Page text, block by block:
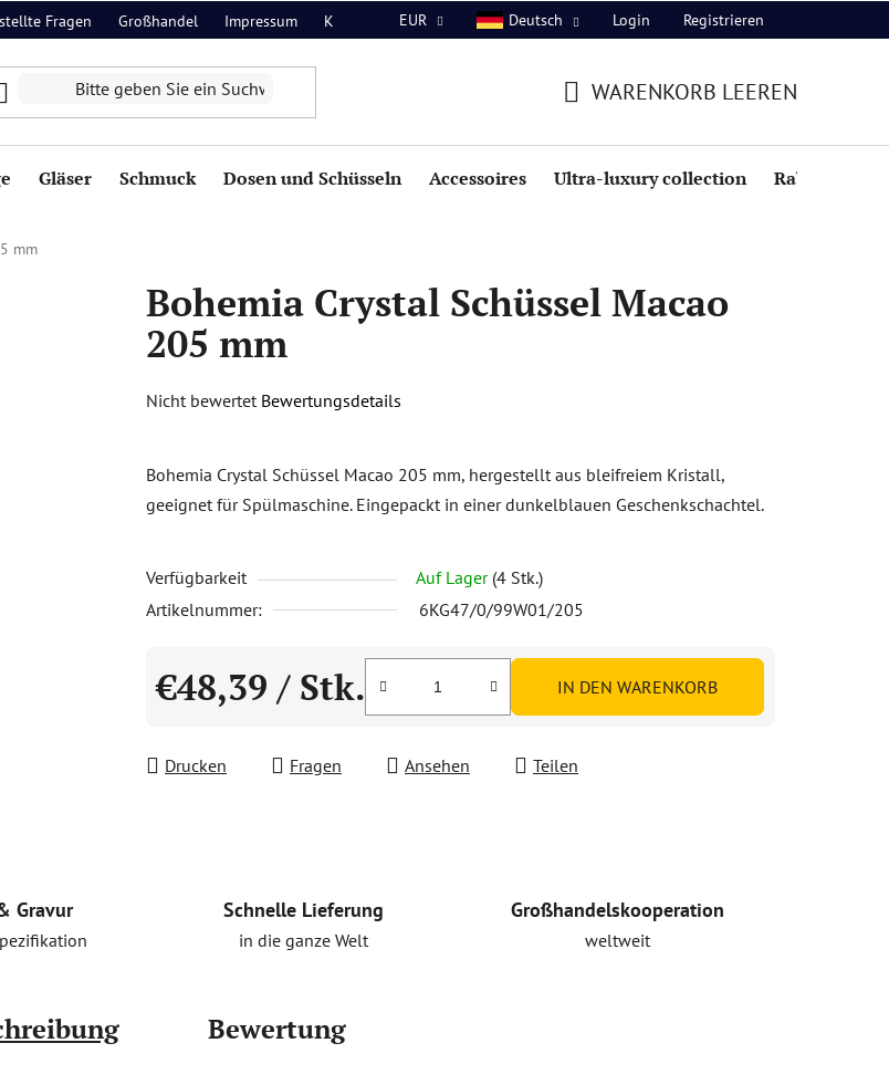
Fragen Großhandel Impressum Kontakt EUR Deutsch Login Registrieren
WARENKORB LEEREN
Gläser Schmuck Dosen und Schüsseln Accessoires Ultra-luxury collection Rabatte
mm
Bohemia Crystal Schüssel Macao
205 mm
Die
ist
0,0
5
Sternen.
Nicht bewertet Bewertungsdetails
Bohemia Crystal Schüssel Macao 205 mm, hergestellt aus bleifreiem Kristall,
geeignet für Spülmaschine. Eingepackt in einer dunkelblauen Geschenkschachtel.
Verfügbarkeit Auf Lager (4 Stk.)
Artikelnummer:
6KG47/0/99W01/205
€48,39 / Stk. IN DEN WARENKORB
Drucken Fragen Ansehen Teilen
Gravur Schnelle Lieferung
in die ganze Welt
Großhandelskooperation
weltweit
Bewertung